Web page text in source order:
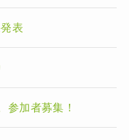
表
参加者募集！